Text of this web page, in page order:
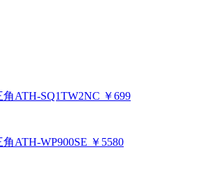
角ATH-SQ1TW2NC ￥699
角ATH-WP900SE ￥5580